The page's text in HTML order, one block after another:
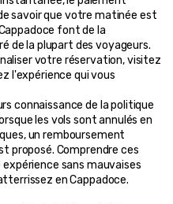
savoir que votre matinée est
font de la
de la plupart des voyageurs.
votre réservation, visitez
l'expérience qui vous
connaissance de la politique
les vols sont annulés en
un remboursement
proposé. Comprendre ces
sans mauvaises
en Cappadoce.